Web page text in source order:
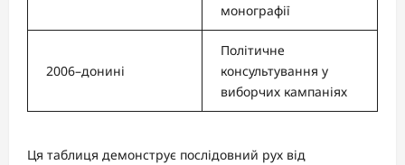
монографії
2006–донині
Політичне
консультування у
виборчих кампаніях
Ця таблиця демонструє послідовний рух від